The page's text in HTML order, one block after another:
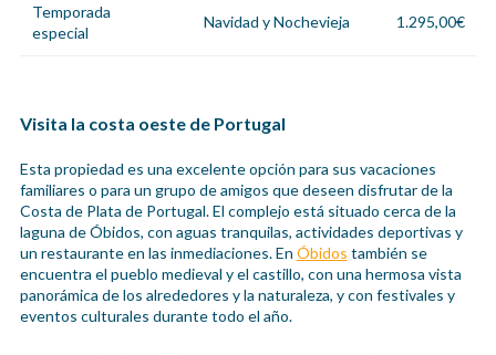
Temporada
especial
Navidad y Nochevieja 1.295,00€
Visita la costa oeste de Portugal
Esta propiedad es una excelente opción para sus vacaciones
familiares o para un grupo de amigos que deseen disfrutar de la
Costa de Plata de Portugal. El complejo está situado cerca de la
laguna de Óbidos, con aguas tranquilas, actividades deportivas y
un restaurante en las inmediaciones. En Óbidos también se
encuentra el pueblo medieval y el castillo, con una hermosa vista
panorámica de los alrededores y la naturaleza, y con festivales y
eventos culturales durante todo el año.